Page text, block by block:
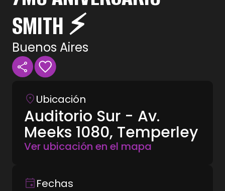
SMITH ⚡
Buenos Aires
Ubicación
Auditorio Sur - Av.
Meeks 1080, Temperley
Ver ubicación en el mapa
Fechas